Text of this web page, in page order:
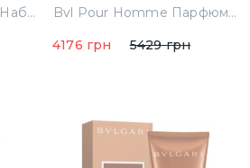
Bvl Omnia Crystalline Набор (Туалетна вода 100 ml + Туалетна вода 15 ml + 40 ml hand cream) (783320427039)
Bvl Pour Homme Парфюмированная вода 100 ml (783320421297)
4176 грн
5429 грн